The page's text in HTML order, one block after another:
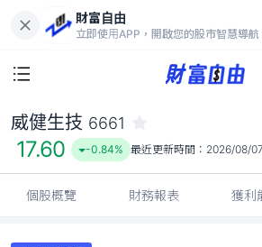
財富自由
立即使用APP，開啟您的股市智慧導航
17.60
-0.84%
威健生技 6661
17.60 -0.84% 最近更新時間： 2026/08/
個股概覽 財務報表 獲利